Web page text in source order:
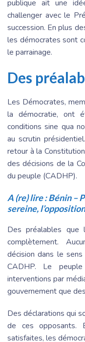
publique ait une
challenger avec le
succession. En plus
les démocrates sont
le parrainage.
Des
Les Démocrates,
la démocratie, ont
conditions sine qua
au scrutin
retour à la
des décisions de la
du peuple (CADHP).
A (re) lire :Bénin –
sereine,
Des préalables que
complètement.
décision dans le
CADHP. Le
interventions par
gouvernement que
Des déclarations qui
de ces opposants.
satisfaites, les